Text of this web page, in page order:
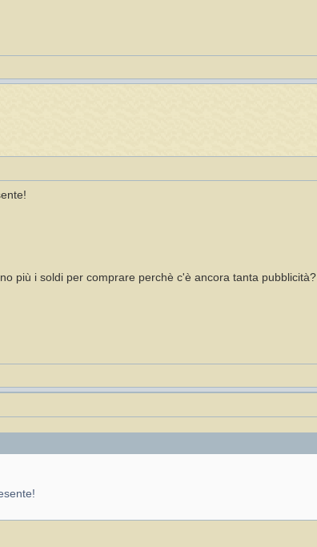
più i soldi per comprare perchè c'è ancora tanta pubblicità?